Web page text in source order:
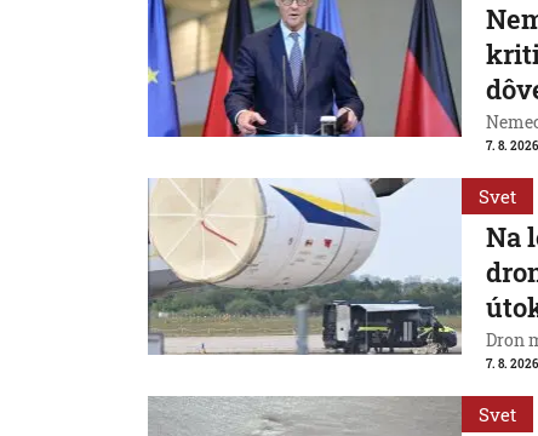
7. 8.
Svet
Na
Dron
7. 8.
Svet